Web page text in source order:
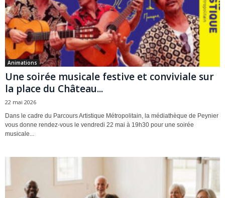
Animations
Une soirée musicale festive et conviviale sur
la place du Château...
22 mai 2026
Dans le cadre du Parcours Artistique Métropolitain, la médiathèque de Peynier
vous donne rendez-vous le vendredi 22 mai à 19h30 pour une soirée
musicale...